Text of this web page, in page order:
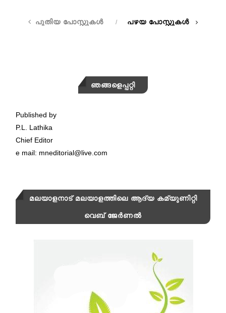
പുതിയ പോസ്റ്റുകൾ പഴയ പോസ്റ്റുകൾ
ഞങ്ങളെപ്പറ്റി
Published by
P.L. Lathika
Chief Editor
e mail: mneditorial@live.com
മലയാളനാട് മലയാളത്തിലെ ആദ്യ കമ്യുണിറ്റി
വെബ് ജേർണൽ